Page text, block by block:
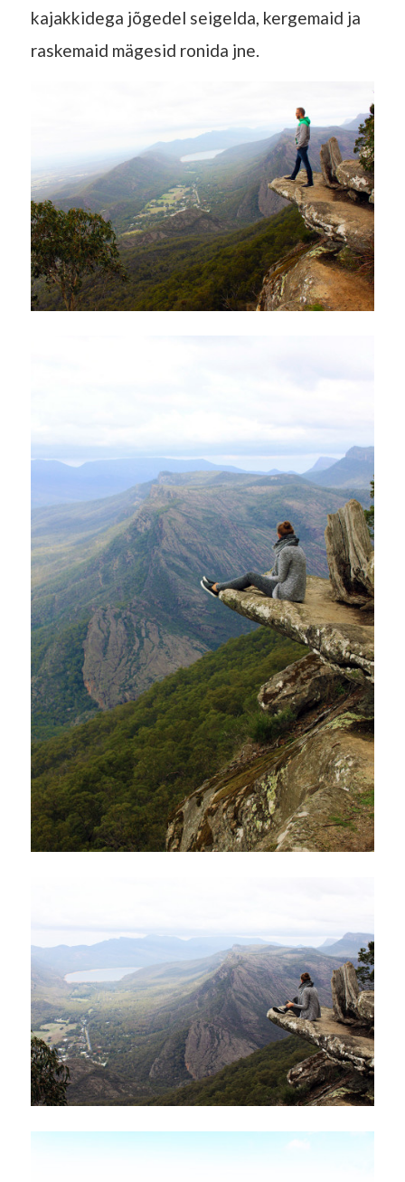
kajakkidega jõgedel seigelda, kergemaid ja
raskemaid mägesid ronida jne.